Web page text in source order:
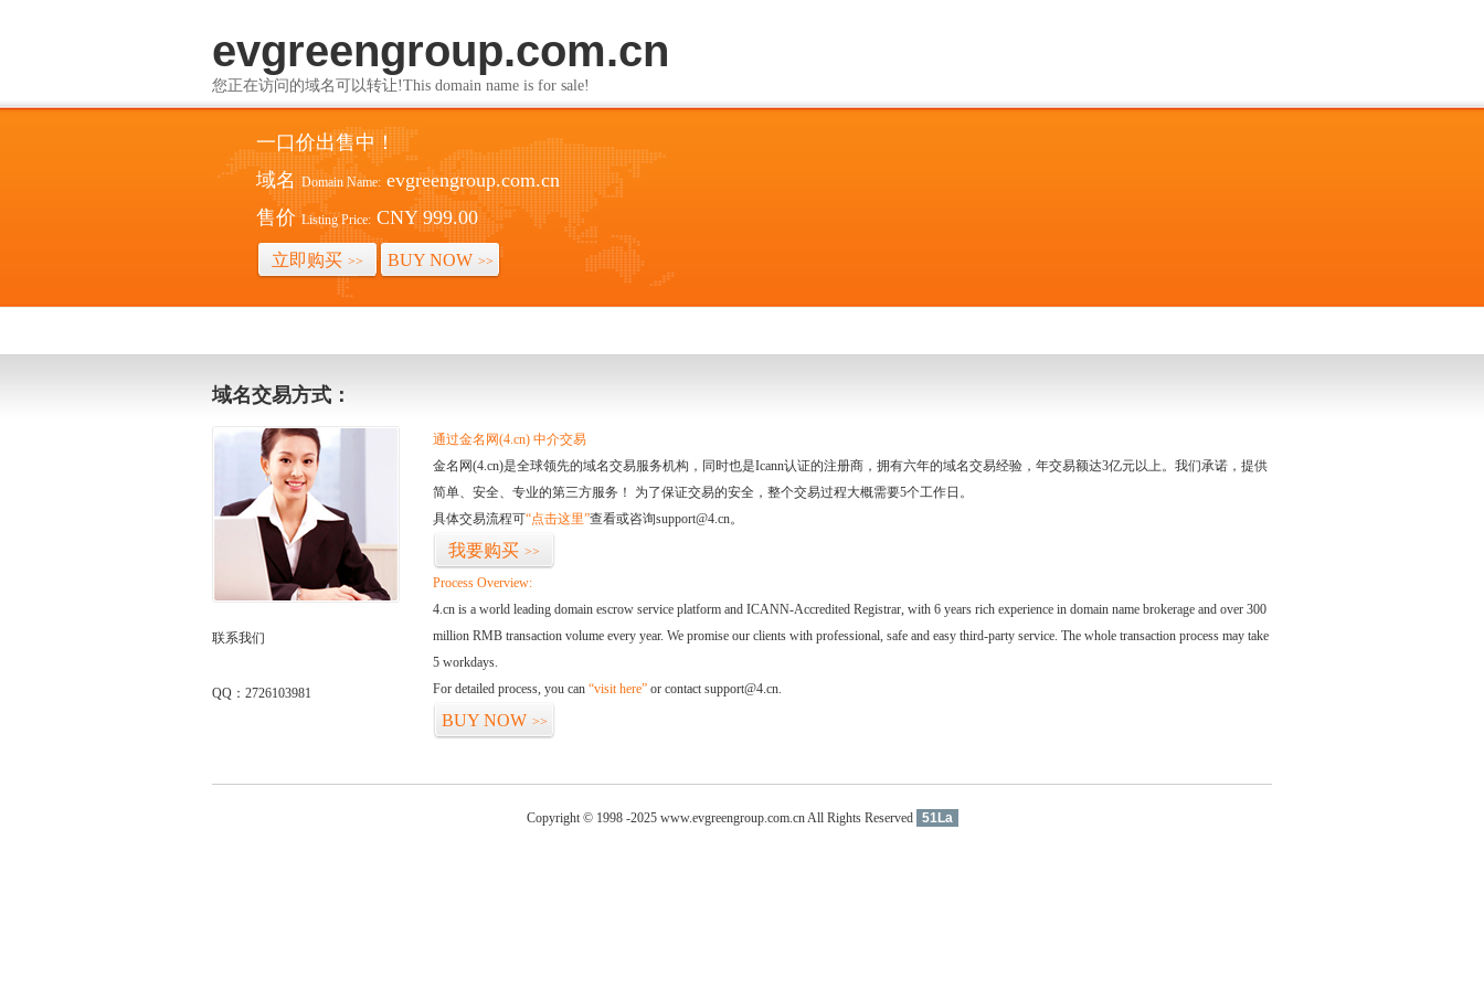
evgreengroup.com.cn
您正在访问的域名可以转让!This domain name is for sale!
一口价出售中！
域名 Domain Name: evgreengroup.com.cn
售价 Listing Price: CNY 999.00
立即购买 >> BUY NOW >>
域名交易方式：
联系我们
QQ：2726103981
通过金名网(4.cn) 中介交易
金名网(4.cn)是全球领先的域名交易服务机构，同时也是Icann认证的注册商，拥有六年的域名交易经验，年交易额达3亿元以上。我们承诺，提供
简单、安全、专业的第三方服务！ 为了保证交易的安全，整个交易过程大概需要5个工作日。
具体交易流程可“点击这里”查看或咨询support@4.cn。
我要购买 >>
Process Overview:
4.cn is a world leading domain escrow service platform and ICANN-Accredited Registrar, with 6 years rich experience in domain name brokerage and over 300
million RMB transaction volume every year. We promise our clients with professional, safe and easy third-party service. The whole transaction process may take
5 workdays.
For detailed process, you can “visit here” or contact support@4.cn.
BUY NOW >>
Copyright © 1998 -2025 www.evgreengroup.com.cn All Rights Reserved 51La